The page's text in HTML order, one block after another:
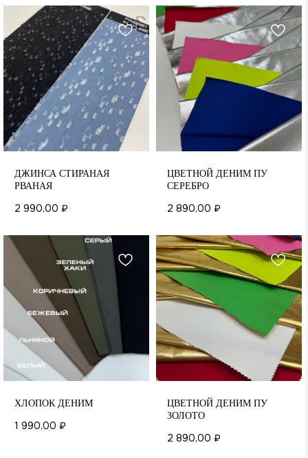
ДЖИНСА СТИРАНАЯ
РВАНАЯ
2 990,00 ₽
ЦВЕТНОЙ ДЕНИМ ПУ
СЕРЕБРО
2 890,00 ₽
ХЛОПОК ДЕНИМ
1 990,00 ₽
ЦВЕТНОЙ ДЕНИМ ПУ
ЗОЛОТО
2 890,00 ₽